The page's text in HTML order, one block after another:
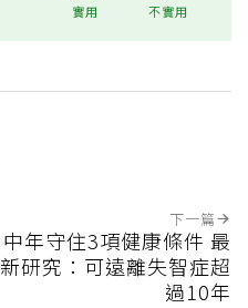
實用 不實用
下一篇
中年守住3項健康條件 最
新研究：可遠離失智症超
過10年